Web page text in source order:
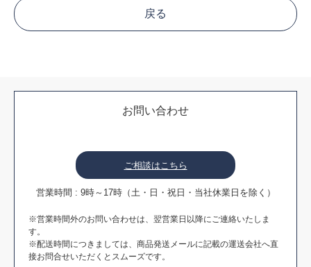
お問い合わせ
ご相談はこちら
営業時間 : 9時～17時（土・日・祝日・当社休業日を除く）
※営業時間外のお問い合わせは、翌営業日以降にご連絡いたしま
す。
※配送時間につきましては、商品発送メールに記載の運送会社へ直
接お問合せいただくとスムーズです。